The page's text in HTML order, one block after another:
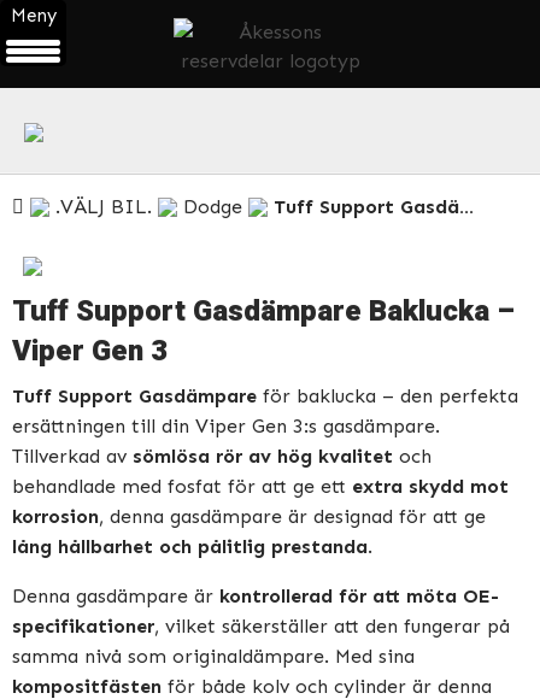
.VÄLJ BIL. Dodge Tuff Support Gasdämpare Baklucka – Viper Gen 3
Tuff Support Gasdämpare Baklucka –
Viper Gen 3
Tuff Support Gasdämpare för baklucka – den perfekta
ersättningen till din Viper Gen 3:s gasdämpare.
Tillverkad av sömlösa rör av hög kvalitet och
behandlade med fosfat för att ge ett extra skydd mot
korrosion, denna gasdämpare är designad för att ge
lång hållbarhet och pålitlig prestanda.
Denna gasdämpare är kontrollerad för att möta OE-
specifikationer, vilket säkerställer att den fungerar på
samma nivå som originaldämpare. Med sina
kompositfästen för både kolv och cylinder är denna
Meny